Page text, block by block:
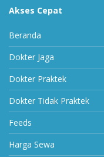
Akses Cepat
Beranda
Dokter Jaga
Dokter Praktek
Dokter Tidak Praktek
Feeds
Harga Sewa